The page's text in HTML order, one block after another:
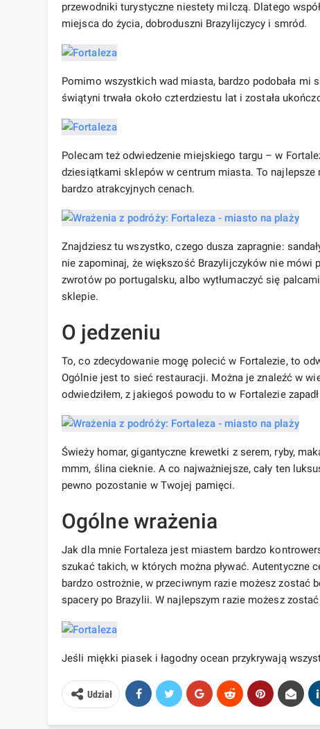
przewodniki turystyczne niestety milczą. Dlatego
miejsca do życia, dobroduszni Brazylijczycy i smród.
Pomimo wszystkich wad miasta, bardzo podobała mi
świątyni trwała około czterdziestu lat i została
Polecam też odwiedzenie miejskiego targu – w
dziesiątkami sklepów w centrum miasta. To najlepsze
bardzo atrakcyjnych cenach.
Znajdziesz tu wszystko, czego dusza zapragnie:
nie zapominaj, że większość Brazylijczyków nie mówi
zwrotów po portugalsku, albo wytłumaczyć się
sklepie.
O jedzeniu
To, co zdecydowanie mogę polecić w Fortalezie, to
Ogólnie jest to sieć restauracji. Można je znaleźć w
odwiedziłem, z jakiegoś powodu to w Fortalezie
Świeży homar, gigantyczne krewetki z serem, ryby,
mmm, ślina cieknie. A co najważniejsze, cały ten
pewno pozostanie w Twojej pamięci.
Ogólne wrażenia
Jak dla mnie Fortaleza jest miastem bardzo
szukać takich, w których można pływać. Autentyczne
bardzo ostrożnie, w przeciwnym razie możesz zostać
spacery po Brazylii. W najlepszym razie możesz
Jeśli miękki piasek i łagodny ocean przykrywają
Udział